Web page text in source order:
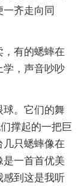
齐走向同
，有的蟋蟀在
学，声音吵吵
球。它们的舞
撑起的一把巨
几只蟋蟀像在
是一首首优美
感到这是我听